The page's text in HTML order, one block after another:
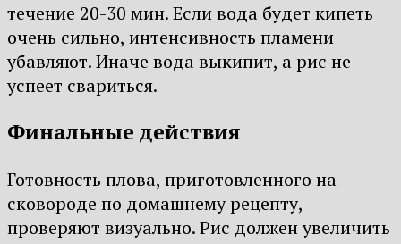
течение 20-30 мин. Если вода будет кипеть
очень сильно, интенсивность пламени
убавляют. Иначе вода выкипит, а рис не
успеет свариться.
Финальные действия
Готовность плова, приготовленного на
сковороде по домашнему рецепту,
проверяют визуально. Рис должен увеличить